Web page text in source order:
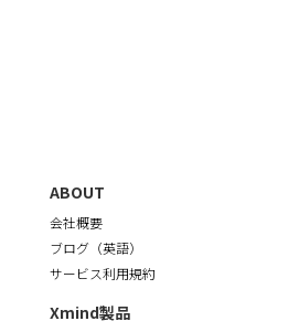
ABOUT
会社概要
ブログ（英語）
サービス利用規約
Xmind製品